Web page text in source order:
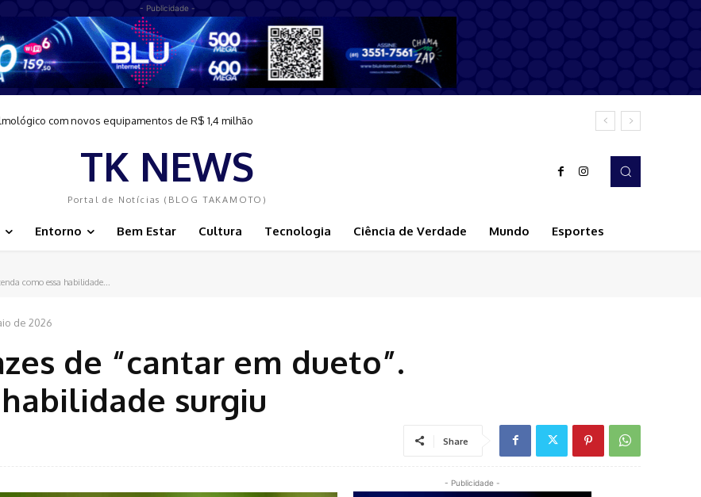
- Publicidade -
com novos equipamentos de R$ 1,4 milhão
TK NEWS
Portal de Notícias (BLOG TAKAMOTO)
Entorno Bem Estar Cultura Tecnologia Ciência de Verdade Mundo Esportes
como essa habilidade...
de 2026
de “cantar em dueto”.
surgiu
Share
- Publicidade -